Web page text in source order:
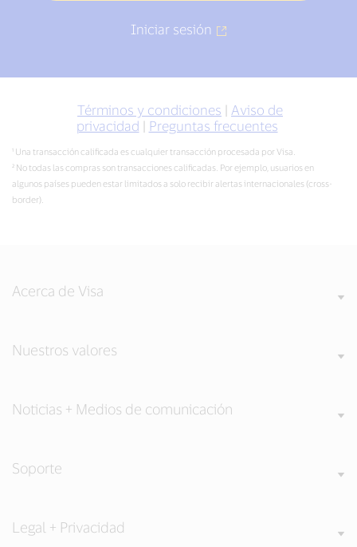
Iniciar sesión
Términos y condiciones | Aviso de
privacidad | Preguntas frecuentes
¹ Una transacción calificada es cualquier transacción procesada por Visa.
² No todas las compras son transacciones calificadas. Por ejemplo, usuarios en
algunos países pueden estar limitados a solo recibir alertas internacionales (cross-
border).
Acerca de Visa
Nuestros valores
Noticias + Medios de comunicación
Soporte
Legal + Privacidad